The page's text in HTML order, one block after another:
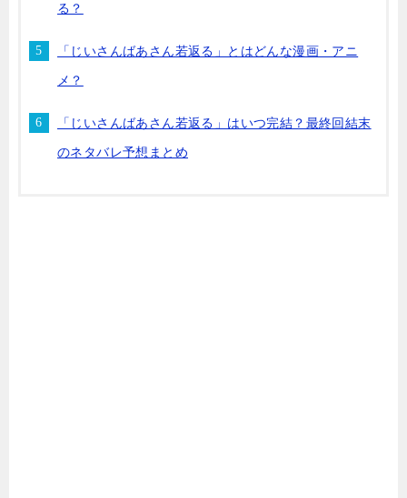
る？
「じいさんばあさん若返る」とはどんな漫画・アニ
メ？
「じいさんばあさん若返る」はいつ完結？最終回結末
のネタバレ予想まとめ